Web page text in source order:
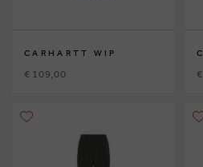
CARHARTT WIP
€ 109,00